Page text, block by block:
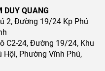
DUY QUANG
2, Đường 19/24 Kp Phú
C2-24, Đường 19/24, Khu
Hội, Phường Vĩnh Phú,